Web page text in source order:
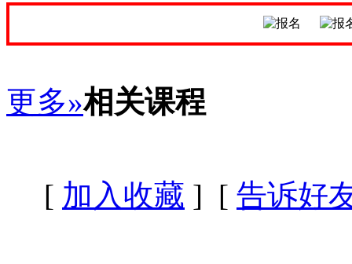
更多»相关课程
[ 加入收藏 ] [ 告诉好